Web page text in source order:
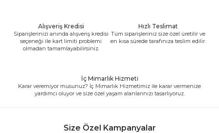
Alışveriş Kredisi
Siparişlerinizi anında alışveriş kredisi
seçeneği ile kart limiti problemi
olmadan tamamlayabilirsiniz.
Hızlı Teslimat
Tüm siparişleriniz size özel üretilir ve
en kısa sürede tarafınıza teslim edilir.
İç Mimarlık Hizmeti
Karar veremiyor musunuz? İç Mimarlık Hizmetimiz ile karar vermenize
yardımcı oluyor ve size özel yaşam alanlarınızı tasarlıyoruz.
Size Özel Kampanyalar